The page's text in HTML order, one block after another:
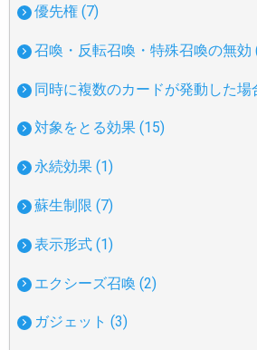
優先権 (7)
召喚・反転召喚・特殊召喚の無効
同時に複数のカードが発動した場
対象をとる効果 (15)
永続効果 (1)
蘇生制限 (7)
表示形式 (1)
エクシーズ召喚 (2)
ガジェット (3)